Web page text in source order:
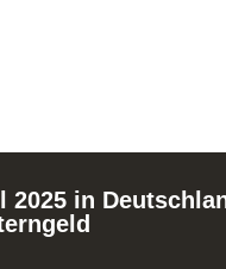
2025 in